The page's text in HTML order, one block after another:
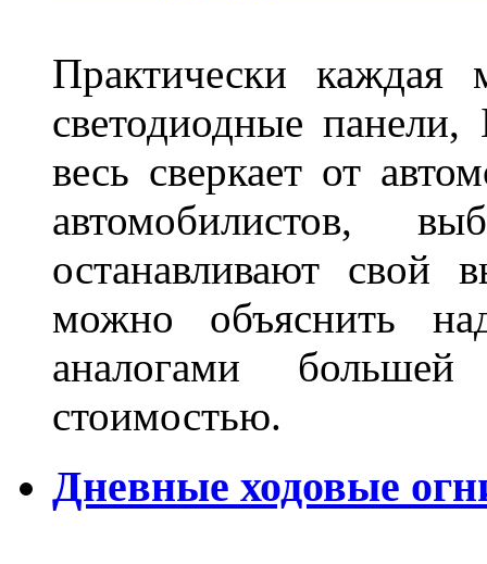
Практически каждая
светодиодные
весь сверкает от
автомобилистов,
останавливают
можно объяснить
аналогами
стоимостью.
Дневные ходовые